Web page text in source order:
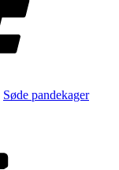
Søde pandekager